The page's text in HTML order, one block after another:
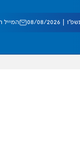
08/2026 המייל